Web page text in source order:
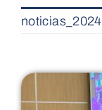
ODS
noticias_2024